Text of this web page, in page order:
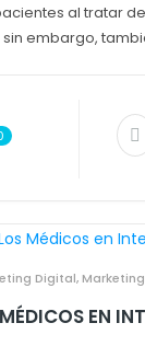
al tratar
embargo,
Digital,
EN